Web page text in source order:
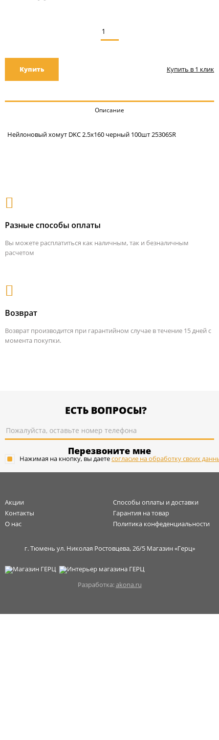
Купить Купить в 1 клик
Описание
Нейлоновый хомут DKC 2.5х160 черный 100шт 25306SR
Разные способы оплаты
Вы можете расплатиться как наличным, так и безналичным
расчетом
Возврат
Возврат производится при гарантийном случае в течение 15 дней с
момента покупки.
ЕСТЬ ВОПРОСЫ?
Перезвоните мне
Нажимая на кнопку, вы даетесогласие на обработку своих
Акции
Контакты
О нас
Способы оплаты и доставки
Гарантия на товар
Политика конфеденциальности
г. Тюмень ул. Николая Ростовцева, 26/5 Магазин «Герц»
Разработка:akona.ru